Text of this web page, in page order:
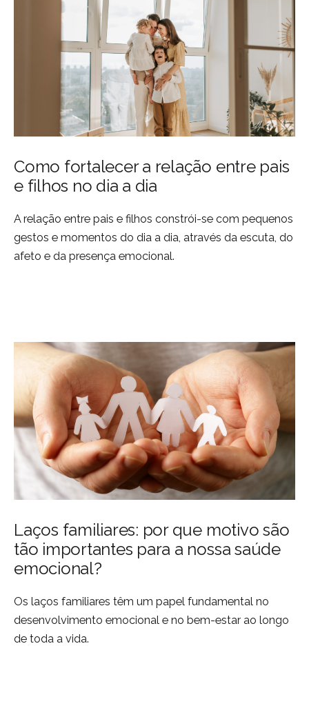
Como fortalecer a relação entre pais
e filhos no dia a dia
A relação entre pais e filhos constrói-se com pequenos
gestos e momentos do dia a dia, através da escuta, do
afeto e da presença emocional.
Laços familiares: por que motivo são
tão importantes para a nossa saúde
emocional?
Os laços familiares têm um papel fundamental no
desenvolvimento emocional e no bem-estar ao longo
de toda a vida.